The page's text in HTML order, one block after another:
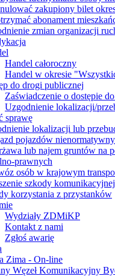
zakupiony bilet
abonament
zmian organizacji
Handel całoroczny
Handel w okresie
do drogi publicznej
Zaświadczenie o dostępie
Uzgodnienie lokalizacji/
sprawę
lokalizacji lub
pojazdów
lub najem gruntów na
prawnych
osób w krajowym
szkody komunikacyjnej
korzystania z przystanków
Wydziały ZDMiKP
Kontakt z nami
Zgłoś awarię
Zima - On-line
Węzeł Komunikacyjny